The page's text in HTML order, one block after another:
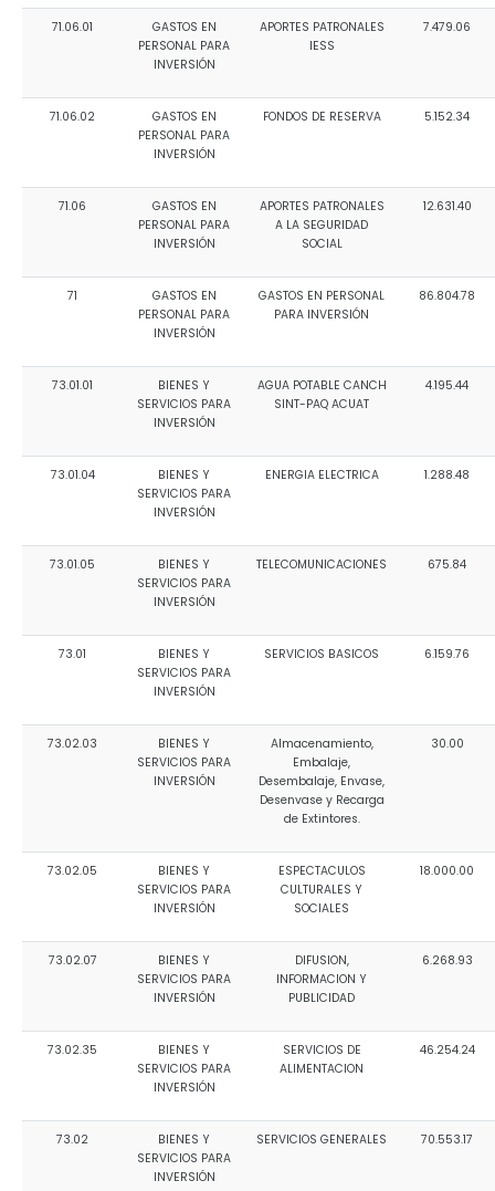
71.06.01
GASTOS EN
PERSONAL PARA
INVERSIÓN
APORTES PATRONALES
IESS
7.479.06
71.06.02
GASTOS EN
PERSONAL PARA
INVERSIÓN
FONDOS DE RESERVA 5.152.34
71.06
GASTOS EN
PERSONAL PARA
INVERSIÓN
APORTES PATRONALES
A LA SEGURIDAD
SOCIAL
12.631.40
71
GASTOS EN
PERSONAL PARA
INVERSIÓN
GASTOS EN PERSONAL
PARA INVERSIÓN
86.804.78
73.01.01
BIENES Y
SERVICIOS PARA
INVERSIÓN
AGUA POTABLE CANCH
SINT-PAQ ACUAT
4.195.44
73.01.04
BIENES Y
SERVICIOS PARA
INVERSIÓN
ENERGIA ELECTRICA 1.288.48
73.01.05
BIENES Y
SERVICIOS PARA
INVERSIÓN
TELECOMUNICACIONES 675.84
73.01
BIENES Y
SERVICIOS PARA
INVERSIÓN
SERVICIOS BASICOS 6.159.76
73.02.03
BIENES Y
SERVICIOS PARA
INVERSIÓN
Almacenamiento,
Embalaje,
Desembalaje, Envase,
Desenvase y Recarga
de Extintores.
30.00
73.02.05
BIENES Y
SERVICIOS PARA
INVERSIÓN
ESPECTACULOS
CULTURALES Y
SOCIALES
18.000.00
73.02.07
BIENES Y
SERVICIOS PARA
INVERSIÓN
DIFUSION,
INFORMACION Y
PUBLICIDAD
6.268.93
73.02.35
BIENES Y
SERVICIOS PARA
INVERSIÓN
SERVICIOS DE
ALIMENTACION
46.254.24
73.02
BIENES Y
SERVICIOS PARA
INVERSIÓN
SERVICIOS GENERALES 70.553.17